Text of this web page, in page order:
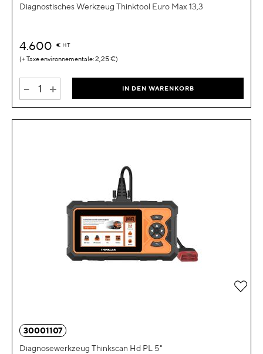
Diagnostisches Werkzeug Thinktool Euro Max 13,3
4.600 € HT
2,25 €
- + IN DEN WARENKORB
30001107
Diagnosewerkzeug Thinkscan Hd PL 5"
Zur